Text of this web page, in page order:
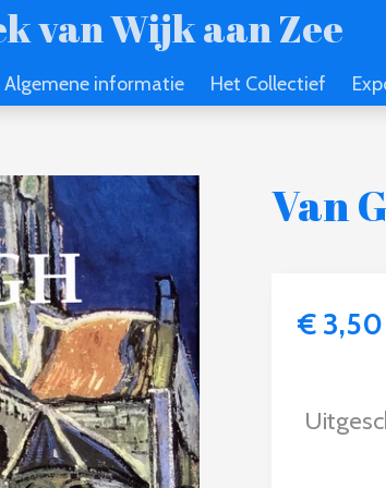
van Wijk aan Zee
Algemene informatie Het Collectief
Van
€ 3,50